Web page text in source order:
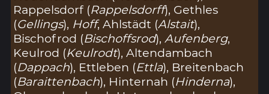
Rappelsdorf (Rappelsdorff), Gethles
(Gellings), Hoff, Ahlstädt (Alstait),
Bischofrod (Bischoffsrod),Aufenberg,
Keulrod (Keulrodt), Altendambach
(Dappach), Ettleben (Ettla), Breitenbach
(Baraittenbach), Hinternah (Hinderna),